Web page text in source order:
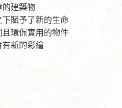
的建築物
賦予了新的生命
環保實用的物件
有新的彩繪